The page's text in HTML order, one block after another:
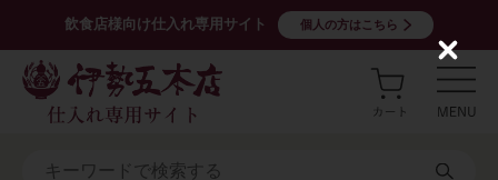
飲食店様向け仕入れ専用サイト 個人の方はこちら
C
l
s